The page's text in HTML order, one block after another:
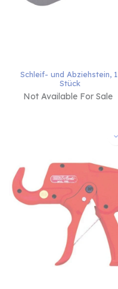
Schleif- und Abziehstein, 1
Stück
Not Available For Sale